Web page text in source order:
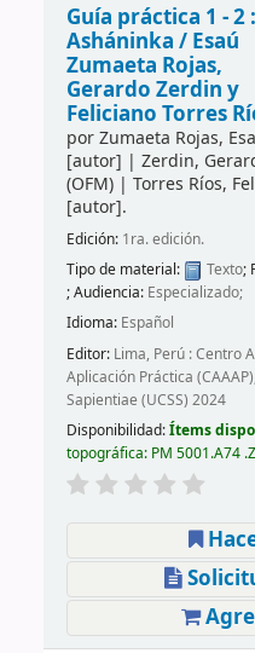
Guía práctica 1 - 2 :
Asháninka / Esaú
Zumaeta Rojas,
Gerardo Zerdin y
Feliciano Torres
porZumaeta Rojas,
[autor] | Zerdin,
(OFM)| Torres Ríos,
[autor].
Edición: 1ra. edición.
Tipo de material:
Texto;
; Audiencia: Especializado;
Idioma: Español
Editor: Lima, Perú : Centro
Aplicación Práctica
Sapientiae (UCSS) 2024
Disponibilidad:Ítems
topográfica: PM 5001.A74